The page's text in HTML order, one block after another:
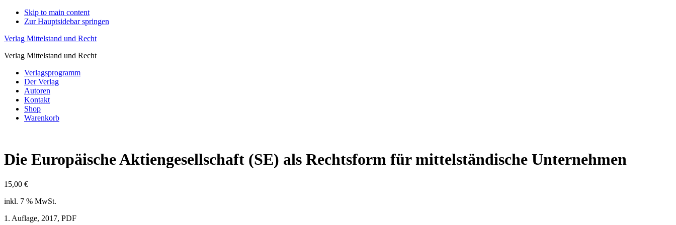
Skip to main content
Zur Hauptsidebar springen
Verlag Mittelstand und Recht
Verlag Mittelstand und Recht
Verlagsprogramm
Der Verlag
Autoren
Kontakt
Shop
Warenkorb
Die Europäische Aktiengesellschaft (SE) als Rechtsform für mittelständische Unternehmen
15,00 €
inkl. 7 % MwSt.
1. Auflage, 2017, PDF